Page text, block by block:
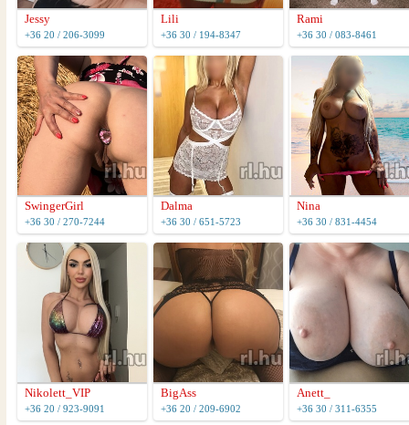
Jessy
+36 20 / 206-3099
Lili
+36 30 / 194-8347
Rami
+36 30 / 083-8461
SwingerGirl
+36 30 / 270-7244
Dalma
+36 30 / 651-5723
Nina
+36 30 / 831-4454
Nikolett_VIP
+36 20 / 923-9091
BigAss
+36 20 / 209-6902
Anett_
+36 30 / 311-6355